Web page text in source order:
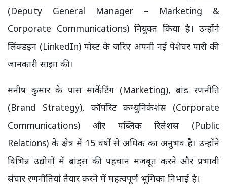
(Deputy General Manager – Marketing &
Corporate Communications) नियुक्त किया है। उन्होंने
लिंक्डइन (LinkedIn) पोस्ट के जरिए अपनी नई पेशेवर पारी की
जानकारी साझा की।
मनीष कुमार के पास मार्केटिंग (Marketing), ब्रांड रणनीति
(Brand Strategy), कॉर्पोरेट कम्युनिकेशंस (Corporate
Communications) और पब्लिक रिलेशंस (Public
Relations) के क्षेत्र में 15 वर्षों से अधिक का अनुभव है। उन्होंने
विभिन्न उद्योगों में ब्रांड्स की पहचान मजबूत करने और प्रभावी
संचार रणनीतियां तैयार करने में महत्वपूर्ण भूमिका निभाई है।